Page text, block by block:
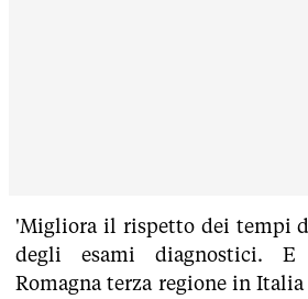
'Migliora il rispetto dei tempi
degli esami diagnostici. E
Romagna terza regione in